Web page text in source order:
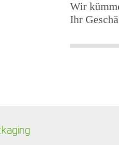
Wir
Ihr